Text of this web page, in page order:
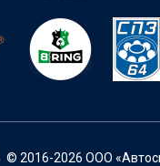
© 2016-2026 ООО